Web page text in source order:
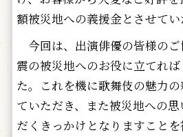
額被災地への義援金とさせてい
今回は、出演俳優の皆様の
震の被災地へのお役に立てれ
た。これを機に歌舞伎の魅力
ていただき、また被災地への
だくきっかけとなりますことを